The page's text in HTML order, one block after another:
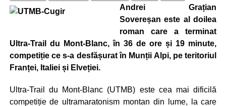
Andrei Grațian
Sovereșan este al doilea
roman care a terminat
Ultra-Trail du Mont-Blanc, în 36 de ore și 19 minute,
competiție ce s-a desfășurat în Munții Alpi, pe teritoriul
Franței, Italiei și Elveției.
Ultra-Trail du Mont-Blanc (UTMB) este cea mai dificilă
competiție de ultramaratonism montan din lume, la care